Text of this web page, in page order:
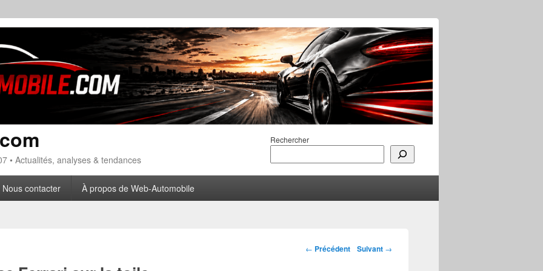
Rechercher
• Actualités, analyses & tendances
Nous contacter À propos de Web-Automobile
Navigation des
← Précédent Suivant →